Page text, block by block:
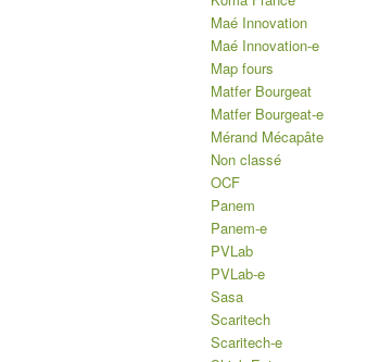
Maé Innovation
Maé Innovation-e
Map fours
Matfer Bourgeat
Matfer Bourgeat-e
Mérand Mécapâte
Non classé
OCF
Panem
Panem-e
PVLab
PVLab-e
Sasa
Scaritech
Scaritech-e